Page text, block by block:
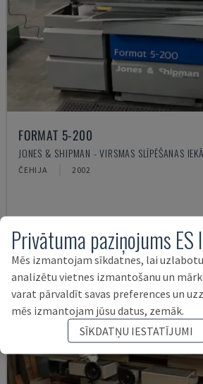
FORMAT 5-200
JONES & SHIPMAN - VIRSMAS SLĪPĒŠANAS
ČEHIJA 2002
Privātuma paziņojums
Mēs izmantojam sīkdatnes, lai
analizētu vietnes izmantošanu un
varat pārvaldīt savas preferences un
mēs izmantojam jūsu datus, zemāk.
SĪKDATŅU IESTATĪJUMI